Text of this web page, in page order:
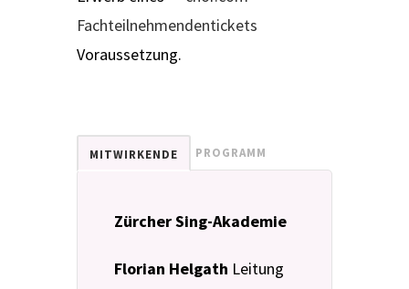
Fachteilnehmendentickets
Voraussetzung.
MITWIRKENDE PROGRAMM
Zürcher Sing-Akademie
Florian Helgath Leitung